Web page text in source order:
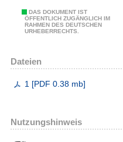
DAS DOKUMENT IST
ÖFFENTLICH ZUGÄNGLICH IM
RAHMEN DES DEUTSCHEN
URHEBERRECHTS.
Dateien
1 [PDF 0.38 mb]
Nutzungshinweis